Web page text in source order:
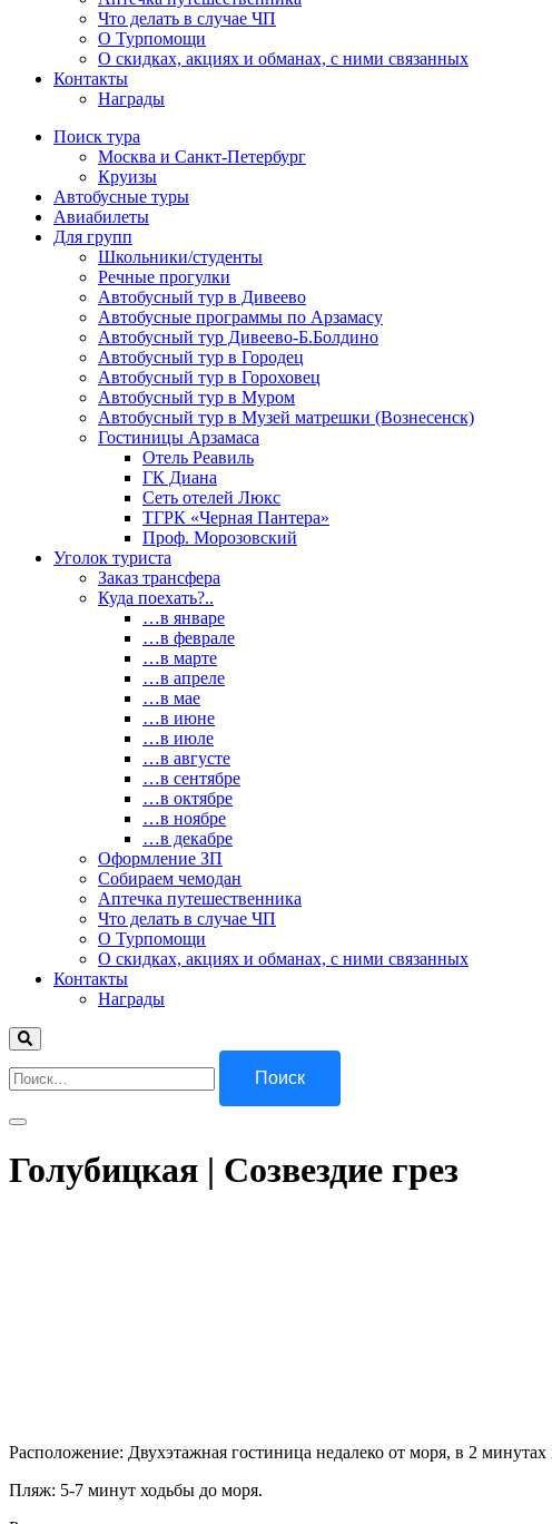
Что делать в случае ЧП
О Турпомощи
О скидках, акциях и обманах, с ними связанных
Контакты
Награды
Поиск тура
Москва и Санкт-Петербург
Круизы
Автобусные туры
Авиабилеты
Для групп
Школьники/студенты
Речные прогулки
Автобусный тур в Дивеево
Автобусные программы по Арзамасу
Автобусный тур Дивеево-Б.Болдино
Автобусный тур в Городец
Автобусный тур в Гороховец
Автобусный тур в Муром
Автобусный тур в Музей матрешки (Вознесенск)
Гостиницы Арзамаса
Отель Реавиль
ГК Диана
Сеть отелей Люкс
ТГРК «Черная Пантера»
Проф. Морозовский
Уголок туриста
Заказ трансфера
Куда поехать?..
…в январе
…в феврале
…в марте
…в апреле
…в мае
…в июне
…в июле
…в августе
…в сентябре
…в октябре
…в ноябре
…в декабре
Оформление ЗП
Собираем чемодан
Аптечка путешественника
Что делать в случае ЧП
О Турпомощи
О скидках, акциях и обманах, с ними связанных
Контакты
Награды
Голубицкая | Созвездие грез
Расположение: Двухэтажная гостиница недалеко от моря, в 2
Пляж: 5-7 минут ходьбы до моря.